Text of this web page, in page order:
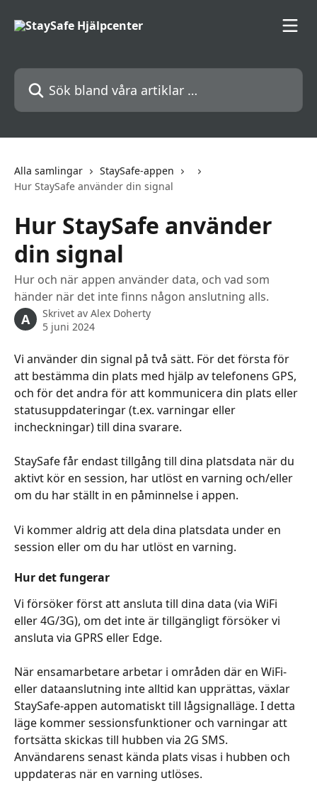
Sök bland våra artiklar …
Alla samlingar
StaySafe-appen
Hur StaySafe använder din signal
Hur StaySafe använder
din signal
Hur och när appen använder data, och vad som
händer när det inte finns någon anslutning alls.
A Skrivet av Alex Doherty
5 juni 2024
Vi använder din signal på två sätt. För det första för
att bestämma din plats med hjälp av telefonens GPS,
och för det andra för att kommunicera din plats eller
statusuppdateringar (t.ex. varningar eller
incheckningar) till dina svarare.
StaySafe får endast tillgång till dina platsdata när du
aktivt kör en session, har utlöst en varning och/eller
om du har ställt in en påminnelse i appen.
Vi kommer aldrig att dela dina platsdata under en
session eller om du har utlöst en varning.
Hur det fungerar
Vi försöker först att ansluta till dina data (via WiFi
eller 4G/3G), om det inte är tillgängligt försöker vi
ansluta via GPRS eller Edge.
När ensamarbetare arbetar i områden där en WiFi-
eller dataanslutning inte alltid kan upprättas, växlar
StaySafe-appen automatiskt till lågsignalläge. I detta
läge kommer sessionsfunktioner och varningar att
fortsätta skickas till hubben via 2G SMS.
Användarens senast kända plats visas i hubben och
uppdateras när en varning utlöses.